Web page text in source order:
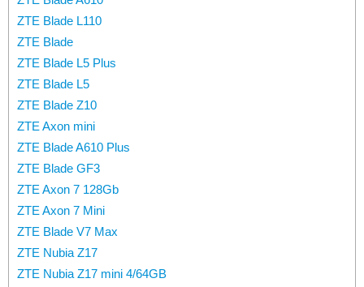
ZTE Blade L110
ZTE Blade
ZTE Blade L5 Plus
ZTE Blade L5
ZTE Blade Z10
ZTE Axon mini
ZTE Blade A610 Plus
ZTE Blade GF3
ZTE Axon 7 128Gb
ZTE Axon 7 Mini
ZTE Blade V7 Max
ZTE Nubia Z17
ZTE Nubia Z17 mini 4/64GB